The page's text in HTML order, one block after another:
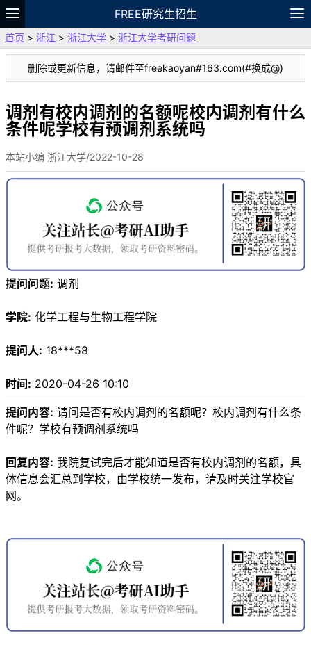
FREE研究生招生
题库
故事 专题 APP 笔记
VIP
资料
首页 > 浙江 > 浙江大学 > 浙江大学考研问题
删除或更新信息，请邮件至freekaoyan#163.com(#换成@)
调剂有校内调剂的名额呢校内调剂有什么
条件呢学校有预调剂系统吗
本站小编 浙江大学/2022-10-28
提问问题: 调剂
学院: 化学工程与生物工程学院
提问人: 18***58
时间: 2020-04-26 10:10
提问内容: 请问是否有校内调剂的名额呢？校内调剂有什么条
件呢？学校有预调剂系统吗
回复内容: 我院复试完后才能知道是否有校内调剂的名额，具
体信息会汇总到学校，由学校统一发布，请及时关注学校官
网。